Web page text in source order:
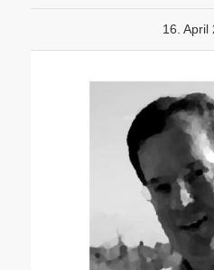
16. April